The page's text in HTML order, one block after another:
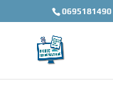
0695181490